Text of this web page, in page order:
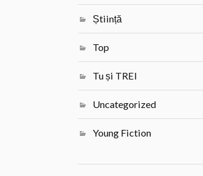
Știință
Top
Tu și TREI
Uncategorized
Young Fiction